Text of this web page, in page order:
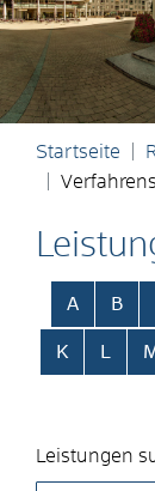
Startseite
A B
K
Leistungen